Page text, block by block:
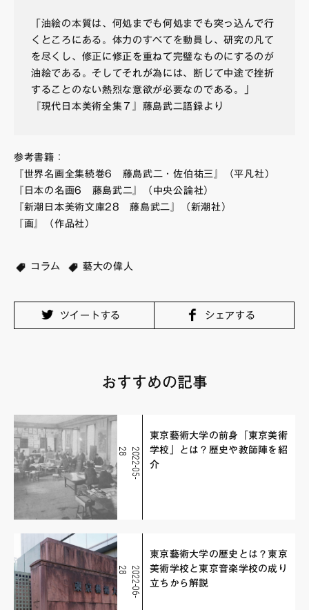
「油絵の本質は、何処までも何処までも突っ込んで行
くところにある。体力のすべてを動員し、研究の凡て
を尽くし、修正に修正を重ねて完璧なものにするのが
油絵である。そしてそれが為には、断じて中途で挫折
することのない熱烈な意欲が必要なのである。」
『現代日本美術全集７』藤島武二語録より
参考書籍：
『世界名画全集続巻6 藤島武二・佐伯祐三』（平凡社）
『日本の名画6 藤島武二』（中央公論社）
『新潮日本美術文庫28 藤島武二』（新潮社）
『画』（作品社）
コラム 藝大の偉人
ツイートする シェアする
おすすめの記事
2
0
2
2
-
0
5
-
2
8
東京藝術大学の前身「東京美術
学校」とは？歴史や教師陣を紹
介
2
0
2
2
-
0
6
-
2
8
東京藝術大学の歴史とは？東京
美術学校と東京音楽学校の成り
立ちから解説